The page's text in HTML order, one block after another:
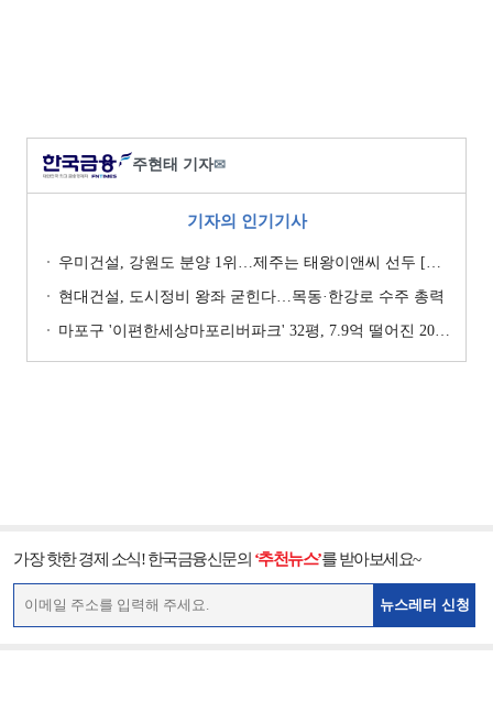
주현태 기자✉
기자의 인기기사
우미건설, 강원도 분양 1위…제주는 태왕이앤씨 선두 [이 지역 분양왕-강원·제주]
현대건설, 도시정비 왕좌 굳힌다…목동·한강로 수주 총력
마포구 '이편한세상마포리버파크' 32평, 7.9억 떨어진 20.4억원에 거래 [일일 하락가]
가장 핫한 경제 소식! 한국금융신문의 ‘추천뉴스’를 받아보세요~
뉴스레터 신청